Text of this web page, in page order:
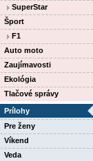
SuperStar
Šport
F1
Auto moto
Zaujímavosti
Ekológia
Tlačové správy
Prílohy
Pre ženy
Víkend
Veda